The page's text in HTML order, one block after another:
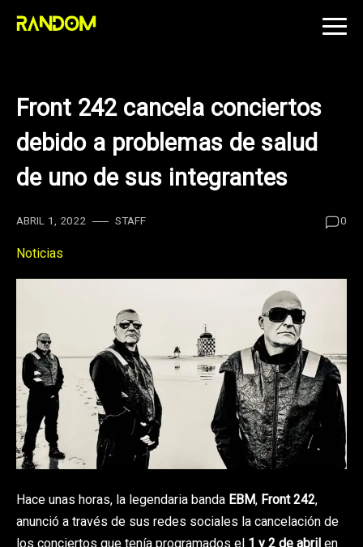
Skip
Front 242 cancela conciertos
debido a problemas de salud
de uno de sus integrantes
ABRIL 1, 2022 STAFF 0
Noticias
Hace unas horas, la legendaria banda EBM, Front 242,
anunció a través de sus redes sociales la cancelación de